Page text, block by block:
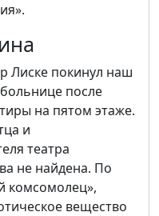
Лиске покинул наш
после
на пятом этаже.
и
театра
не найдена. По
комсомолец»,
вещество